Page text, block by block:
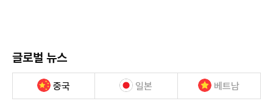
글로벌 뉴스
중국 일본 베트남